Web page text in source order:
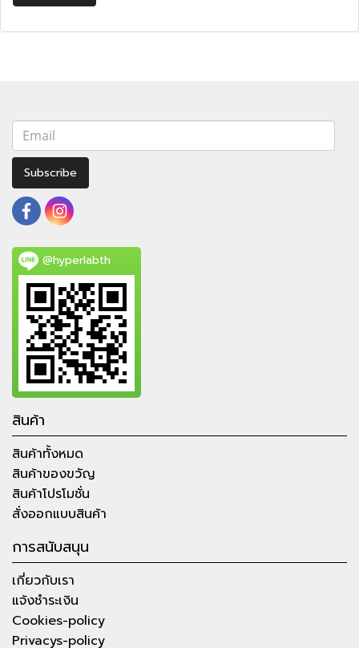
Subscribe
@hyperlabth
สินค้า
สินค้าทั้งหมด
สินค้าของขวัญ
สินค้าโปรโมชั่น
สั่งออกแบบสินค้า
การสนับสนุน
เกี่ยวกับเรา
แจ้งชำระเงิน
Cookies-policy
Privacys-policy